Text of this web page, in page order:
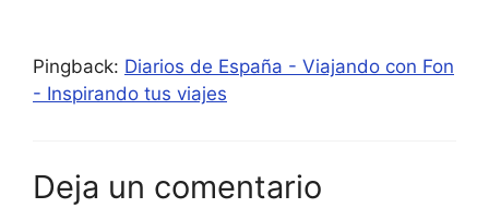
Pingback: Diarios de España - Viajando con Fon
- Inspirando tus viajes
Deja un comentario